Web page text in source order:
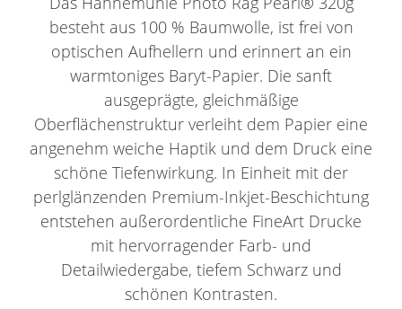
besteht aus 100 % Baumwolle, ist frei von
optischen Aufhellern und erinnert an ein
warmtoniges Baryt-Papier. Die sanft
ausgeprägte, gleichmäßige
Oberflächenstruktur verleiht dem Papier eine
angenehm weiche Haptik und dem Druck eine
schöne Tiefenwirkung. In Einheit mit der
perlglänzenden Premium-Inkjet-Beschichtung
entstehen außerordentliche FineArt Drucke
mit hervorragender Farb- und
Detailwiedergabe, tiefem Schwarz und
schönen Kontrasten.